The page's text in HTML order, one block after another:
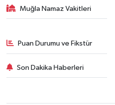
Muğla Namaz Vakitleri
Puan Durumu ve Fikstür
Son Dakika Haberleri